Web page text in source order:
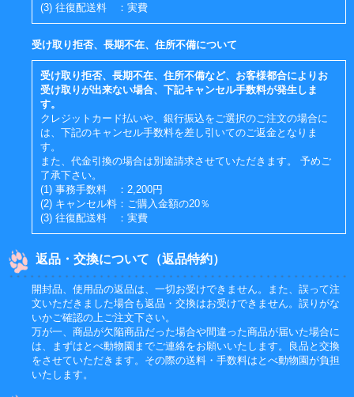
(3) 往復配送料 ：実費
受け取り拒否、長期不在、住所不備について
受け取り拒否、長期不在、住所不備など、お客様都合によりお
受け取りが出来ない場合、下記キャンセル手数料が発生しま
す。
クレジットカード払いや、銀行振込をご選択のご注文の場合に
は、下記のキャンセル手数料を差し引いてのご返金となりま
す。
また、代金引換の場合は別途請求させていただきます。 予めご
了承下さい。
(1) 事務手数料 ：2,200円
(2) キャンセル料：ご購入金額の20％
(3) 往復配送料 ：実費
返品・交換について（返品特約）
開封品、使用品の返品は、一切お受けできません。また、誤って注
文いただきました場合も返品・交換はお受けできません。誤りがな
いかご確認の上ご注文下さい。
万が一、商品が欠陥商品だった場合や間違った商品が届いた場合に
は、まずはとべ動物園までご連絡をお願いいたします。良品と交換
をさせていただきます。その際の送料・手数料はとべ動物園が負担
いたします。